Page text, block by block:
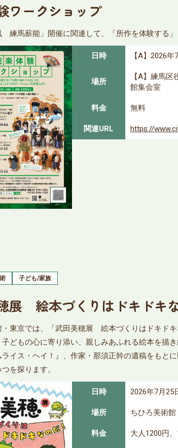
ワークショップ
練馬薪能」開催に関連して、「所作を体験する
日時
【A】2026
場所
【A】練馬
館集会室
料金
無料
関連URL
https://
子ども/家族
展 絵本づくりはドキドキ
東京では、「武田美穂展 絵本づくりはドキドキ
どもの心に寄り添い、親しみあふれる絵本を描
イス・ヘイ！』、作家・那須正幹の遺稿をもと
を探ります。
日時
2026年7月25
場所
ちひろ美術
料金
大人1200円